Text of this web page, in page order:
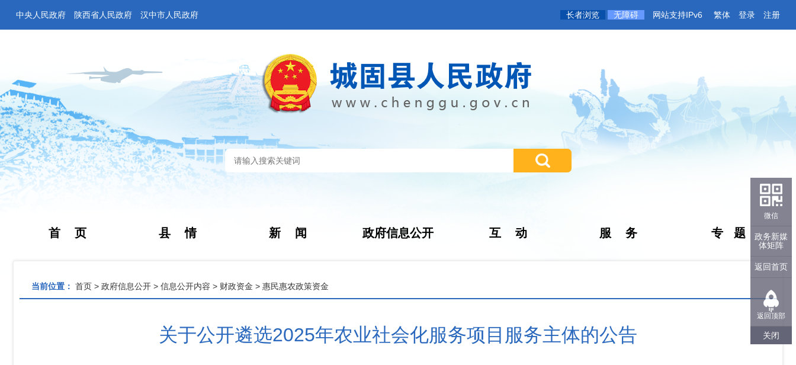
中央人民政府 陕西省人民政府 汉中市人民政府 长者浏览 无障碍 网站支持IPv6 繁体 登录 注册
首 页 县 情 新 闻 政府信息公开 互 动 服 务 专 题
当前位置： 首页 > 政府信息公开 > 信息公开内容 > 财政资金 > 惠民惠农政策资金
关于公开遴选2025年农业社会化服务项目服务主体的公告
微信
政务新媒
体矩阵
返回首页
返回顶部
关闭